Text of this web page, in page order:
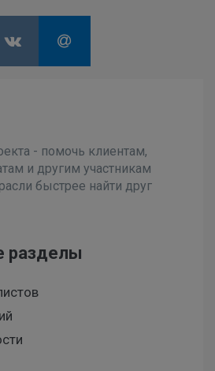
- помочь клиентам,
и другим участникам
быстрее найти друг
разделы